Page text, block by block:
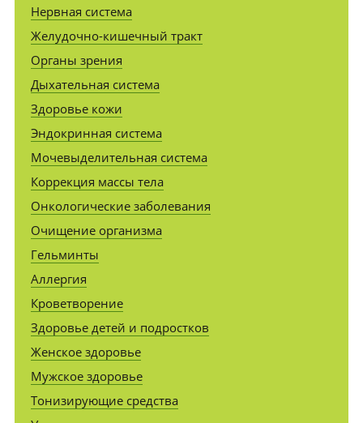
Нервная система
Желудочно-кишечный тракт
Органы зрения
Дыхательная система
Здоровье кожи
Эндокринная система
Мочевыделительная система
Коррекция массы тела
Онкологические заболевания
Очищение организма
Гельминты
Аллергия
Кроветворение
Здоровье детей и подростков
Женское здоровье
Мужское здоровье
Тонизирующие средства